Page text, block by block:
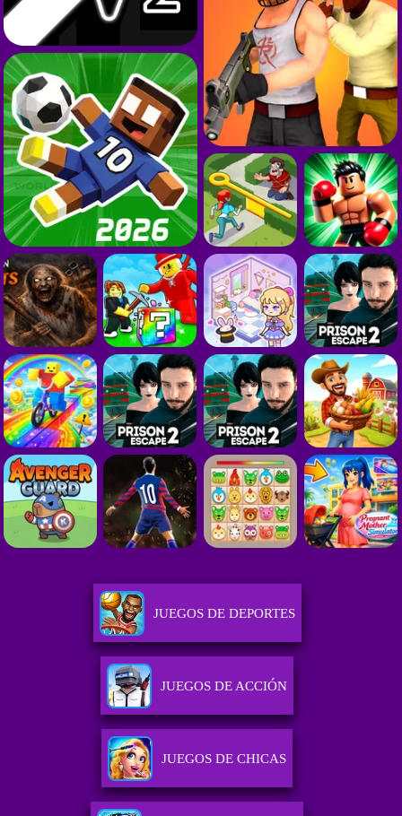
JUEGOS DE DEPORTES
JUEGOS DE ACCIÓN
JUEGOS DE CHICAS